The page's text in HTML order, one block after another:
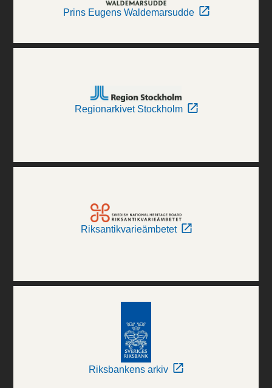
Prins Eugens Waldemarsudde
Regionarkivet Stockholm
Riksantikvarieämbetet
Riksbankens arkiv